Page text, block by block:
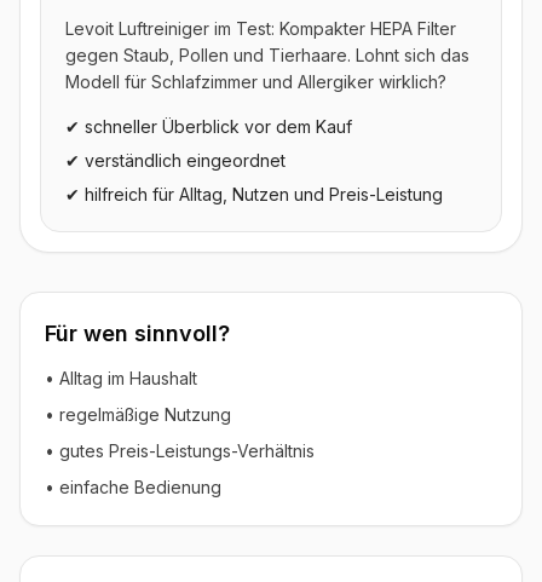
Levoit Luftreiniger im Test: Kompakter HEPA Filter
gegen Staub, Pollen und Tierhaare. Lohnt sich das
Modell für Schlafzimmer und Allergiker wirklich?
✔ schneller Überblick vor dem Kauf
✔ verständlich eingeordnet
✔ hilfreich für Alltag, Nutzen und Preis-Leistung
Für wen sinnvoll?
• Alltag im Haushalt
• regelmäßige Nutzung
• gutes Preis-Leistungs-Verhältnis
• einfache Bedienung